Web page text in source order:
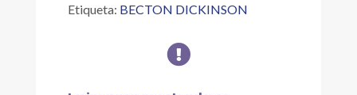
cantidad
Etiqueta: BECTON DICKINSON
